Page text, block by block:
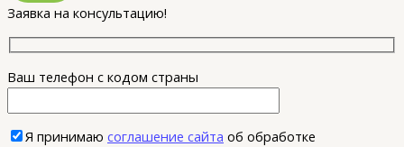
Заявка на консультацию!
Ваш телефон с кодом страны
Я принимаю соглашение сайта об обработке